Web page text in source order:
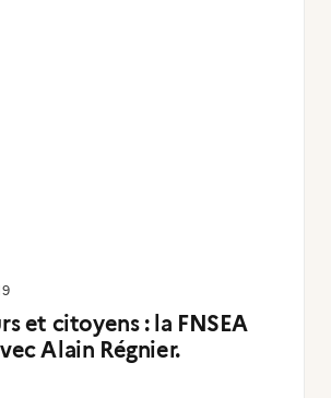
et citoyens : la FNSEA
Alain Régnier.